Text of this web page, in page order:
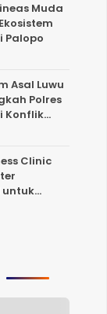
Muda
Palopo
Asal Luwu
Polres
Konflik
Clinic
untuk